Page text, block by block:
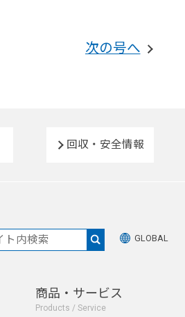
次の号へ
回収・安全情報
GLOBAL
商品・サービス
Products / Service